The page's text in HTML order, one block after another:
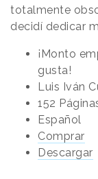
totalmente
decidí dedicar
¡Monto
gusta!
Luis Iván
152
Español
Comprar
Descargar